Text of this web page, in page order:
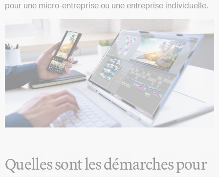
pour une micro-entreprise ou une entreprise individuelle.
Quelles sont les démarches pour